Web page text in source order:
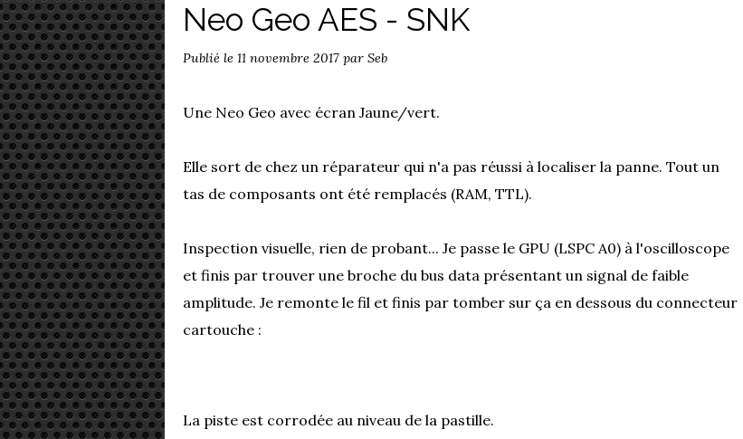
Neo Geo AES - SNK
Publié le 11 novembre 2017 par Seb
Une Neo Geo avec écran Jaune/vert.
Elle sort de chez un réparateur qui n'a pas réussi à localiser la panne. Tout un
tas de composants ont été remplacés (RAM, TTL).
Inspection visuelle, rien de probant... Je passe le GPU (LSPC A0) à l'oscilloscope
et finis par trouver une broche du bus data présentant un signal de faible
amplitude. Je remonte le fil et finis par tomber sur ça en dessous du connecteur
cartouche :
La piste est corrodée au niveau de la pastille.